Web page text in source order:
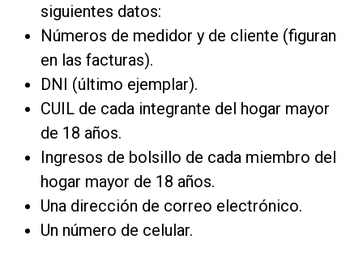
siguientes datos:
Números de medidor y de cliente (figuran
en las facturas).
DNI (último ejemplar).
CUIL de cada integrante del hogar mayor
de 18 años.
Ingresos de bolsillo de cada miembro del
hogar mayor de 18 años.
Una dirección de correo electrónico.
Un número de celular.